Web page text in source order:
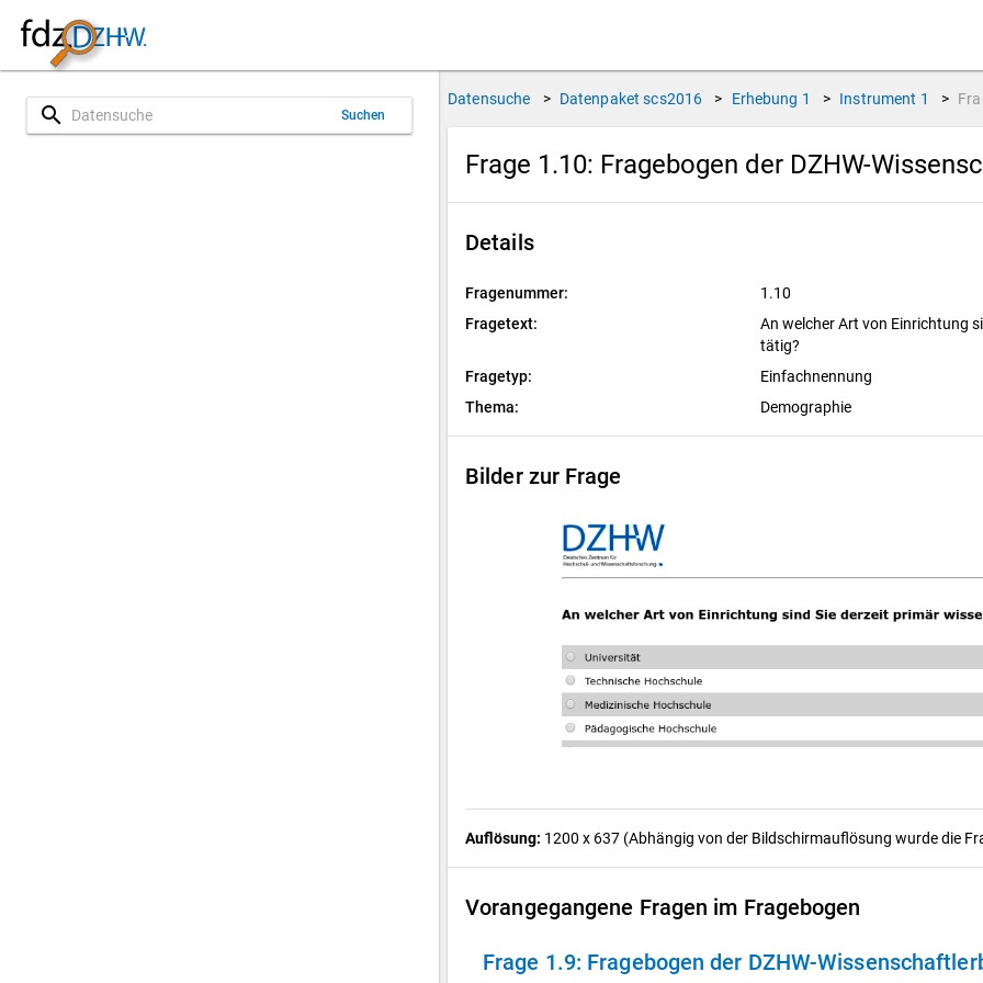
search Suchen
Datensuche > Datenpaket scs2016 > Erhebung 1 > Instrument 1 >
Frage 1.10: Fragebogen der DZHW-
Details
Fragenummer:
1.10
Fragetext:
An welcher Art von Einrichtung
tätig?
Fragetyp:
Einfachnennung
Thema:
Demographie
Bilder zur Frage
Auflösung: 1200 x 637 (Abhängig von der Bildschirmauflösung wurde die
Vorangegangene Fragen im Fragebogen
Frage 1.9: Fragebogen der DZHW-